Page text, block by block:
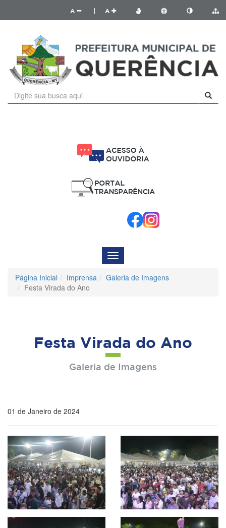
A A
Menu
de
Navegação
Página Inicial Imprensa
Galeria de Imagens
Festa Virada do Ano
Festa Virada do Ano
Galeria de Imagens
01 de Janeiro de 2024